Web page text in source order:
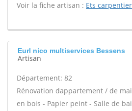
Voir la fiche artisan : Ets
Eurl nico multiservices Bessens
Artisan
Département: 82
Rénovation dappartement / de
en bois - Papier peint - Salle de